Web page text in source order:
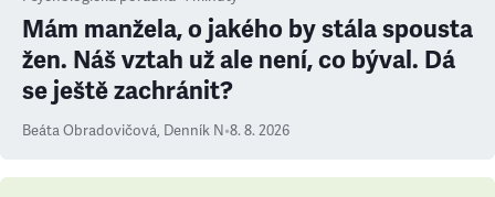
Mám manžela, o jakého by stála spousta
žen. Náš vztah už ale není, co býval. Dá
se ještě zachránit?
Beáta Obradovičová, Denník N•8. 8. 2026